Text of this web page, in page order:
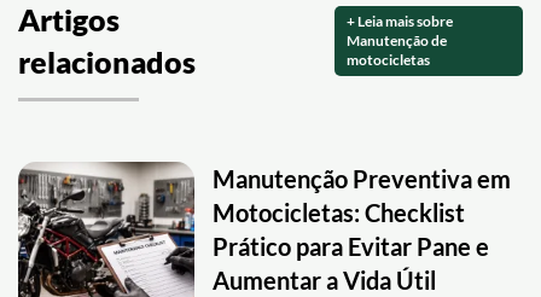
Artigos
relacionados
+ Leia mais sobre
Manutenção de
motocicletas
Manutenção Preventiva em
Motocicletas: Checklist
Prático para Evitar Pane e
Aumentar a Vida Útil